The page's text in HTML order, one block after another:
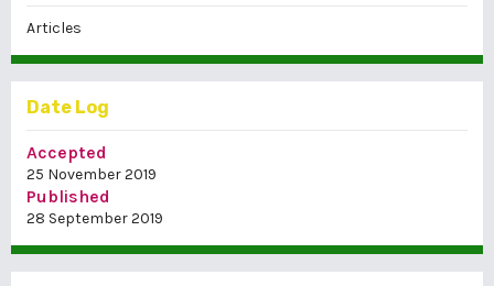
Articles
Date Log
Accepted
25 November 2019
Published
28 September 2019